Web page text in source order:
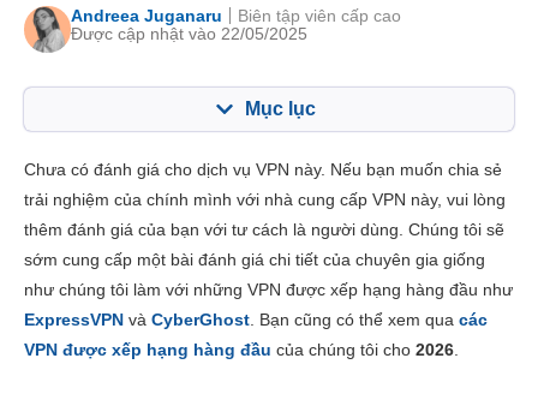
Andreea Juganaru
Được cập nhật vào 22/05/2025
Biên tập viên cấp cao
Mục lục
Tính năng chính 3.5
Cài đặt & Ứng dụng 5.3
Độ tin cậy và Hỗ trợ 3.3
Chưa có đánh giá cho dịch vụ VPN này. Nếu bạn muốn chia sẻ
trải nghiệm của chính mình với nhà cung cấp VPN này, vui lòng
thêm đánh giá của bạn với tư cách là người dùng. Chúng tôi sẽ
sớm cung cấp một bài đánh giá chi tiết của chuyên gia giống
như chúng tôi làm với những VPN được xếp hạng hàng đầu như
ExpressVPN và CyberGhost. Bạn cũng có thể xem qua các
VPN được xếp hạng hàng đầu của chúng tôi cho 2026.